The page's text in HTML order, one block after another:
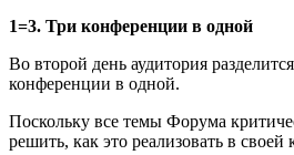
1=3. Три конференции в одной
Во второй день аудитория
конференции в одной.
Поскольку все темы Форума
решить, как это реализовать в своей